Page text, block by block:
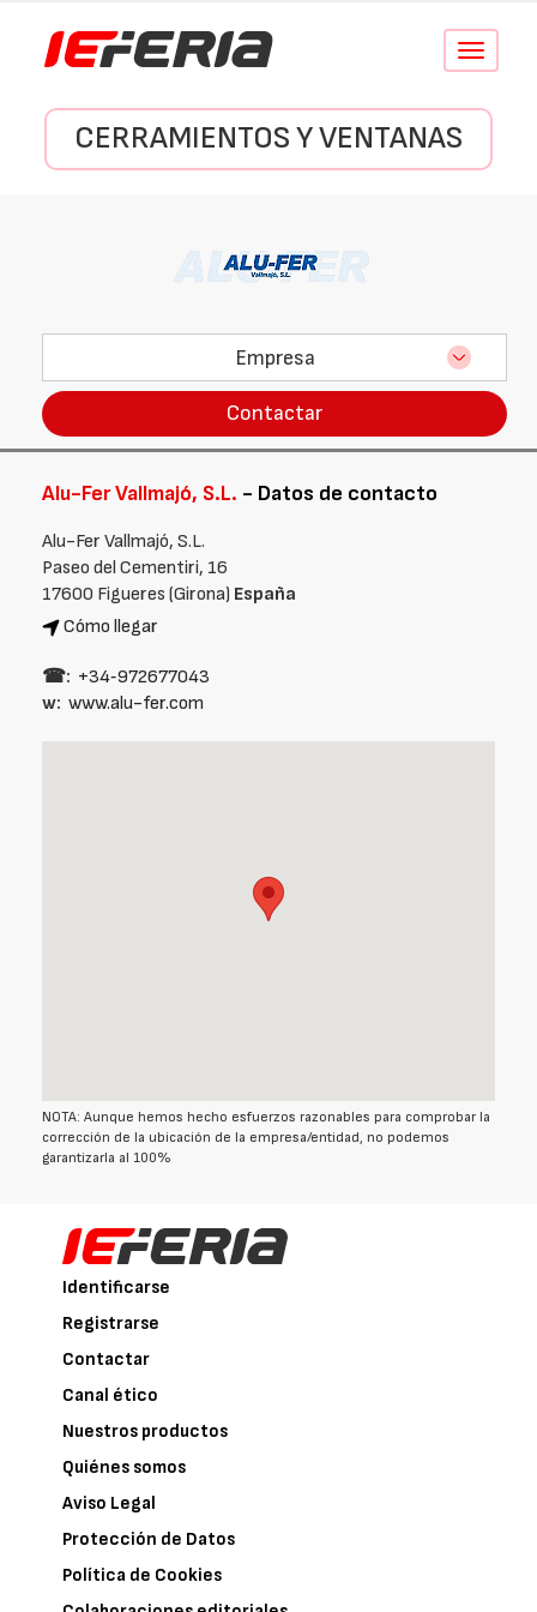
Conmutar
CERRAMIENTOS Y VENTANAS
Empresa
Contactar
Alu-Fer Vallmajó, S.L. - Datos de contacto
Alu-Fer Vallmajó, S.L.
Paseo del Cementiri, 16
17600 Figueres (Girona) España
Cómo llegar
☎: +34‑972677043
w: www.alu-fer.com
NOTA: Aunque hemos hecho esfuerzos razonables para comprobar la
corrección de la ubicación de la empresa/entidad, no podemos
garantizarla al 100%
Identificarse
Registrarse
Contactar
Canal ético
Nuestros productos
Quiénes somos
Aviso Legal
Protección de Datos
Política de Cookies